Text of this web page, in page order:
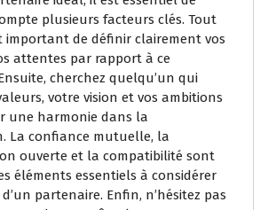
plusieurs facteurs clés. Tout
important de définir clairement vos
attentes par rapport à ce
cherchez quelqu’un qui
votre vision et vos ambitions
une harmonie dans la
La confiance mutuelle, la
ouverte et la compatibilité sont
éléments essentiels à considérer
partenaire. Enfin, n’hésitez pas